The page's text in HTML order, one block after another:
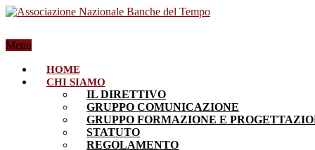
Menu
HOME
CHI SIAMO
IL DIRETTIVO
GRUPPO COMUNICAZIONE
GRUPPO FORMAZIONE E
STATUTO
REGOLAMENTO